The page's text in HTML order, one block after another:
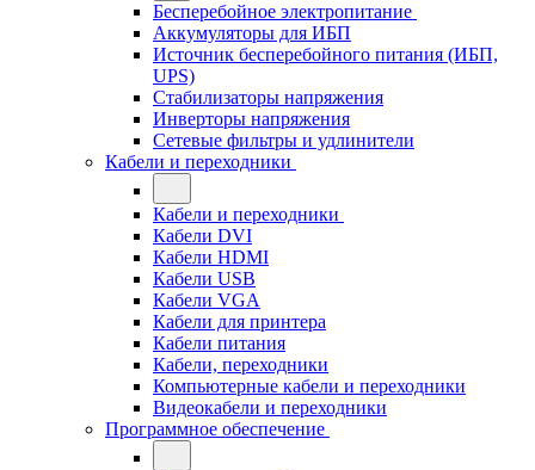
Бесперебойное электропитание
Аккумуляторы для ИБП
Источник бесперебойного питания (ИБП,
UPS)
Стабилизаторы напряжения
Инверторы напряжения
Сетевые фильтры и удлинители
Кабели и переходники
Кабели и переходники
Кабели DVI
Кабели HDMI
Кабели USB
Кабели VGA
Кабели для принтера
Кабели питания
Кабели, переходники
Компьютерные кабели и переходники
Видеокабели и переходники
Программное обеспечение